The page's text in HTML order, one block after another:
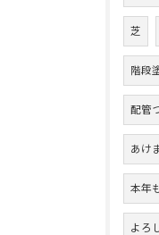
芝
階段
配管
あけ
本年
よろ